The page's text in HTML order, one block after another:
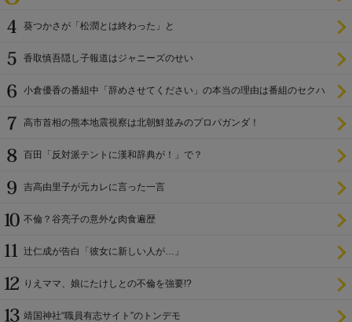
葵つかさが「松潤とは終わった」と
香取慎吾隠し子報道はジャニーズのせい
小倉優香の番組中「辞めさせてください」の本当の理由は番組のセクハ
高市首相の熊本地震視察は北朝鮮並みのプロパガンダ！
百田「反対派テントに漢和辞典が！」で？
吉高由里子が元カレに言った一言
不倫？谷亮子の意外な肉食遍歴
辻仁成が告白「彼女に新しい人が…」
りえママ、娘にたけしとの不倫を強要!?
靖国神社“職員有志サイト”のトンデモ